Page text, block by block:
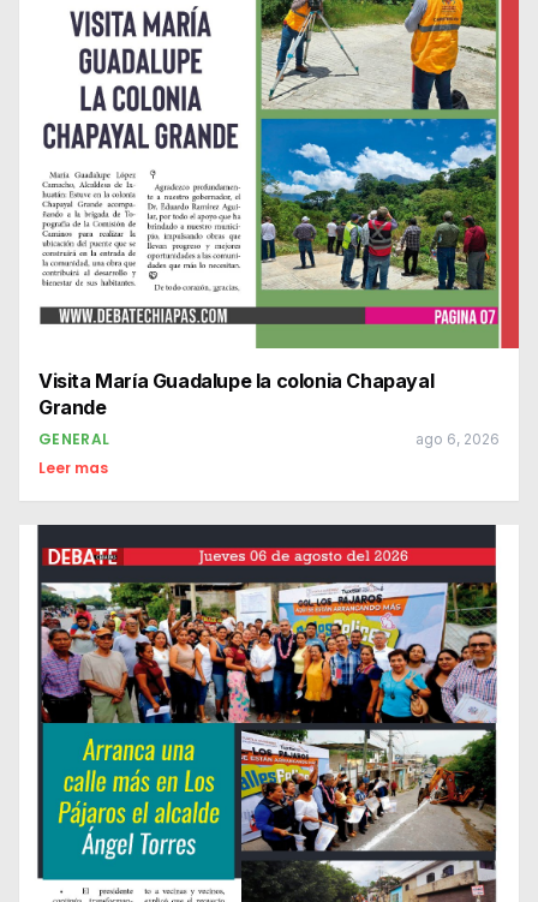
Visita María Guadalupe la colonia Chapayal
Grande
GENERAL ago 6, 2026
Leer mas